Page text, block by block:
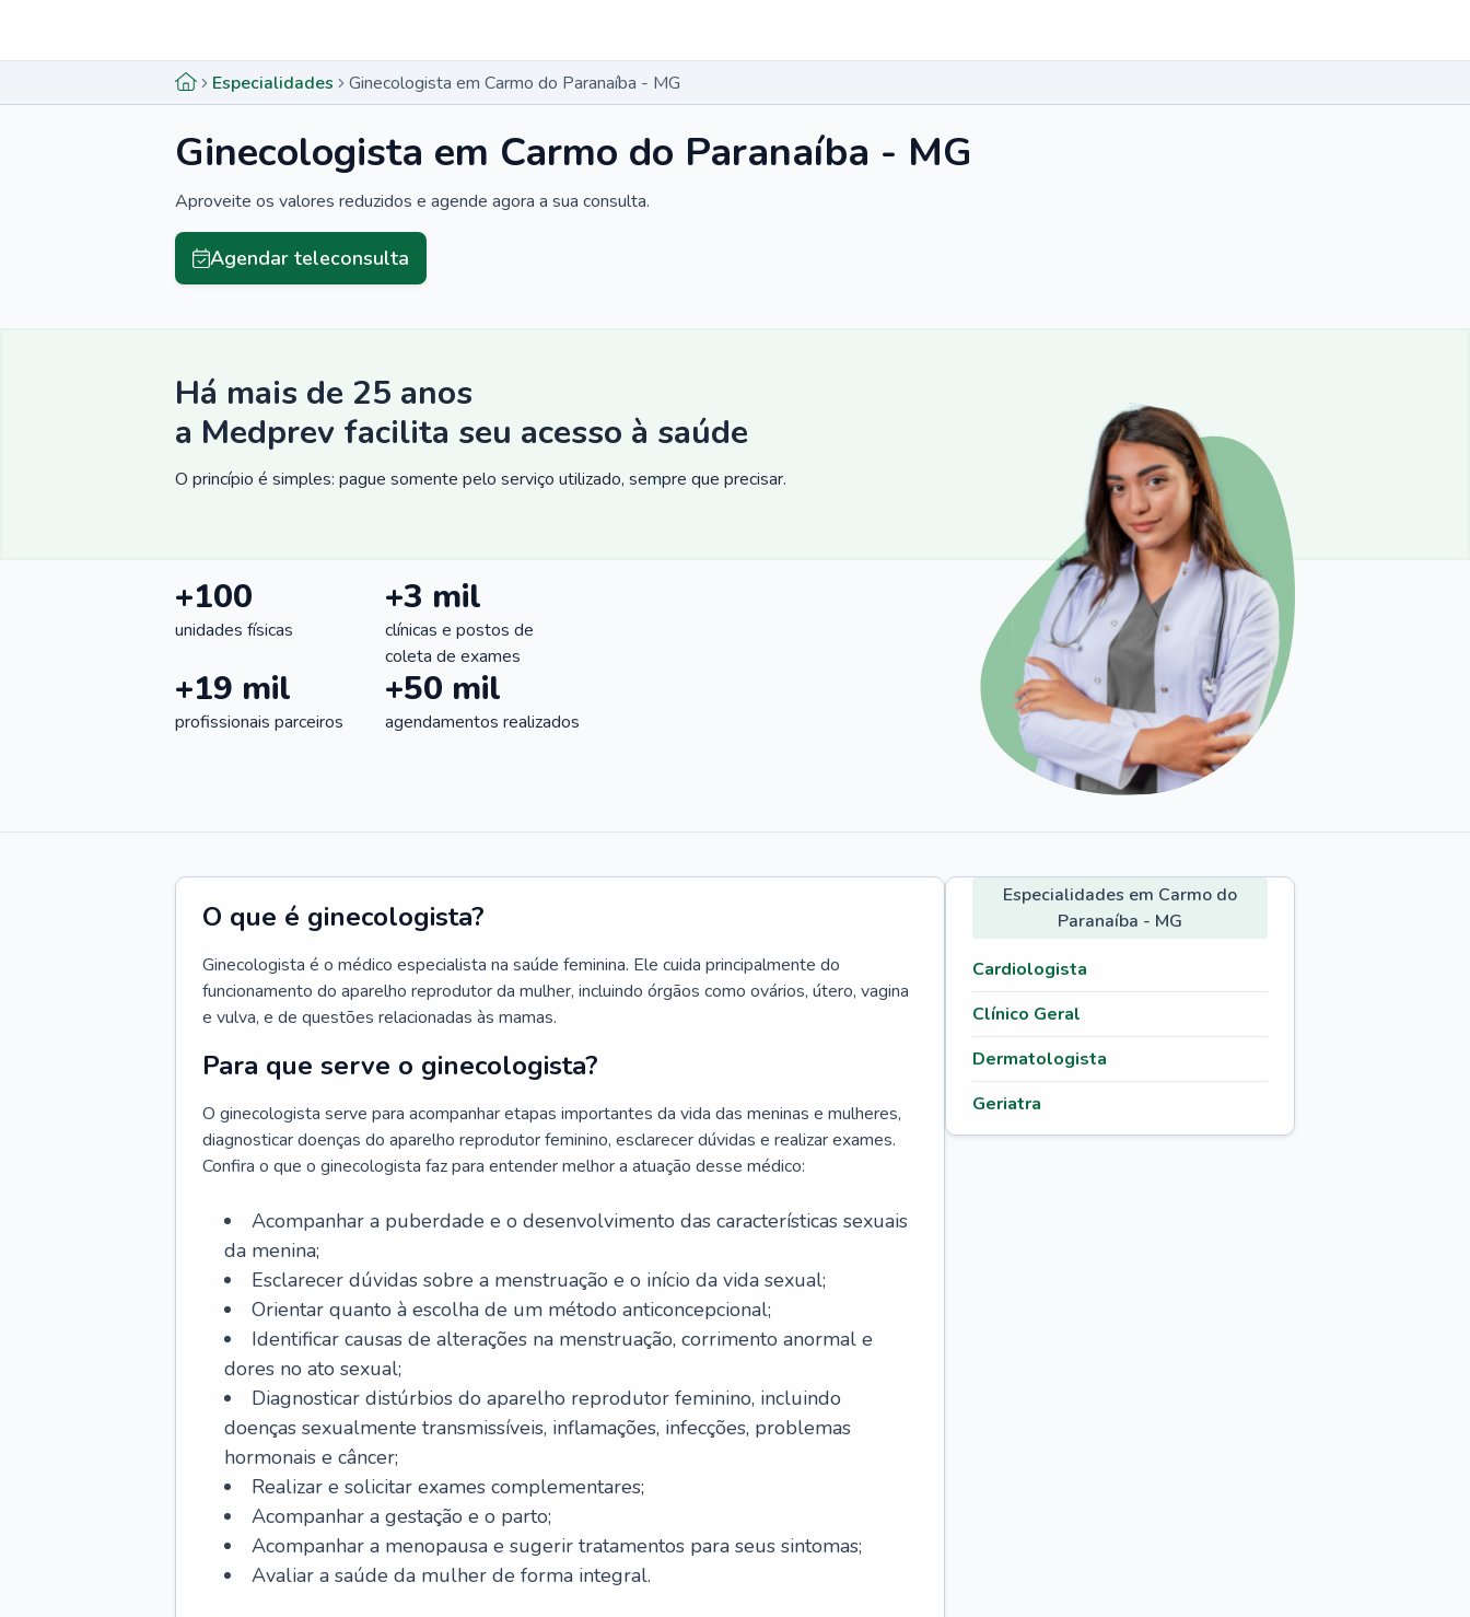
Especialidades Ginecologista em Carmo do Paranaíba - MG
Ginecologista em Carmo do Paranaíba - MG
Aproveite os valores reduzidos e agende agora a sua consulta.
Agendar teleconsulta
Há mais de 25 anos
a Medprev facilita seu acesso à saúde
O princípio é simples: pague somente pelo serviço utilizado, sempre que precisar.
+100
unidades físicas
+3 mil
clínicas e postos de
coleta de exames
+19 mil
profissionais parceiros
+50 mil
agendamentos realizados
O que é ginecologista?
Ginecologista é o médico especialista na saúde feminina. Ele cuida principalmente do
funcionamento do aparelho reprodutor da mulher, incluindo órgãos como ovários, útero, vagina
e vulva, e de questões relacionadas às mamas.
Para que serve o ginecologista?
O ginecologista serve para acompanhar etapas importantes da vida das meninas e mulheres,
diagnosticar doenças do aparelho reprodutor feminino, esclarecer dúvidas e realizar exames.
Confira o que o ginecologista faz para entender melhor a atuação desse médico:
Acompanhar a puberdade e o desenvolvimento das características sexuais
da menina;
Esclarecer dúvidas sobre a menstruação e o início da vida sexual;
Orientar quanto à escolha de um método anticoncepcional;
Identificar causas de alterações na menstruação, corrimento anormal e
dores no ato sexual;
Diagnosticar distúrbios do aparelho reprodutor feminino, incluindo
doenças sexualmente transmissíveis, inflamações, infecções, problemas
hormonais e câncer;
Realizar e solicitar exames complementares;
Acompanhar a gestação e o parto;
Acompanhar a menopausa e sugerir tratamentos para seus sintomas;
Avaliar a saúde da mulher de forma integral.
Especialidades em Carmo do
Paranaíba - MG
Cardiologista
Clínico Geral
Dermatologista
Geriatra